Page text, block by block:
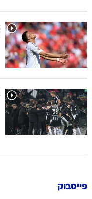
פייסבוק